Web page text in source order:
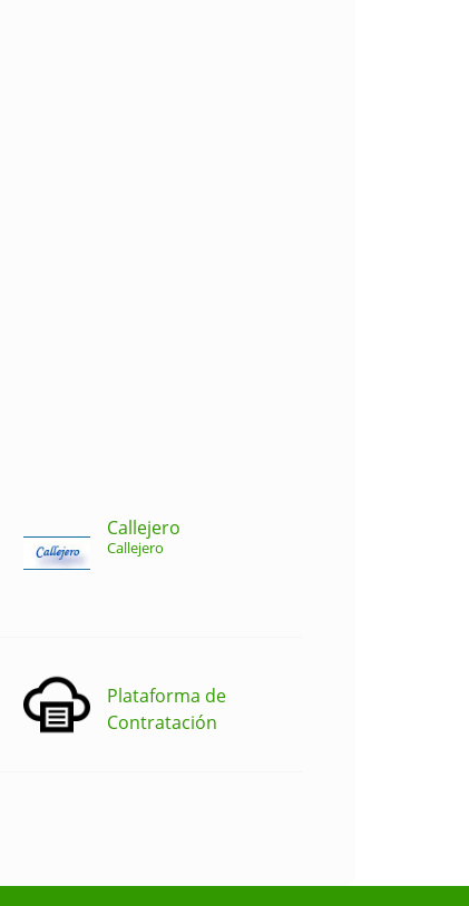
Callejero
Callejero
Plataforma de
Contratación